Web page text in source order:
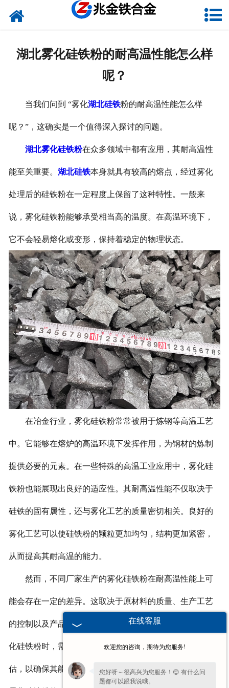
网站首页
联系我们
VR
湖北雾化硅铁粉的耐高温性能怎么样
呢？
当我们问到 “雾化湖北硅铁粉的耐高温性能怎么样
呢？”，这确实是一个值得深入探讨的问题。
湖北雾化硅铁粉在众多领域中都有应用，其耐高温性
能至关重要。 湖北硅铁本身就具有较高的熔点，经过雾化
处理后的硅铁粉在一定程度上保留了这种特性。一般来
说，雾化硅铁粉能够承受相当高的温度。在高温环境下，
它不会轻易熔化或变形，保持着稳定的物理状态。
在冶金行业，雾化硅铁粉常常被用于炼钢等高温工艺
中。它能够在熔炉的高温环境下发挥作用，为钢材的炼制
提供必要的元素。在一些特殊的高温工业应用中，雾化硅
铁粉也能展现出良好的适应性。其耐高温性能不仅取决于
硅铁的固有属性，还与雾化工艺的质量密切相关。良好的
雾化工艺可以使硅铁粉的颗粒更加均匀，结构更加紧密，
从而提高其耐高温的能力。
然而，不同厂家生产的雾化硅铁粉在耐高温性能上可
能会存在一定的差异。这取决于原材料的质量、生产工艺
的控制以及产品的质量检测标准等因素。所以，在选择雾
化硅铁粉时，需要对其耐高温性能进行严格的测试和评
估，以确保其能够满足特定应用场景的需求。总的来说，
在线客服
欢迎您的咨询，期待为您服务!
您好呀～很高兴为您服务！😊 有什么问
题都可以跟我说哦。